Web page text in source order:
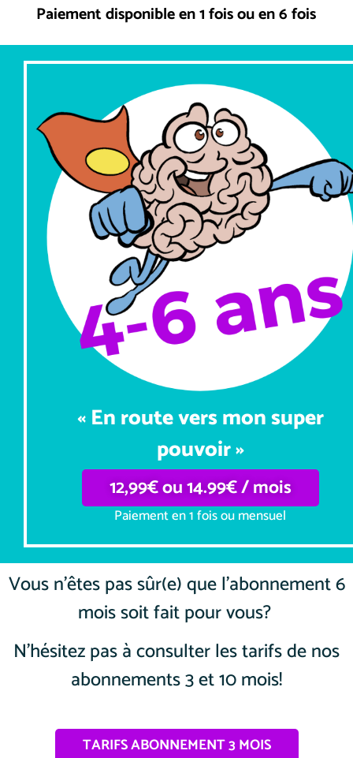
Paiement disponible en 1 fois ou en 6 fois
« En route vers mon super
pouvoir »
12,99€ ou 14.99€ / mois
Paiement en 1 fois ou mensuel
Vous n’êtes pas sûr(e) que l’abonnement 6
mois soit fait pour vous?
N’hésitez pas à consulter les tarifs de nos
abonnements 3 et 10 mois!
TARIFS ABONNEMENT 3 MOIS